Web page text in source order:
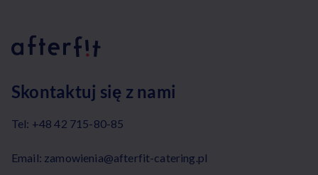
Skontaktuj się z nami
Tel: +48 42 715-80-85
Email: zamowienia@afterfit-catering.pl